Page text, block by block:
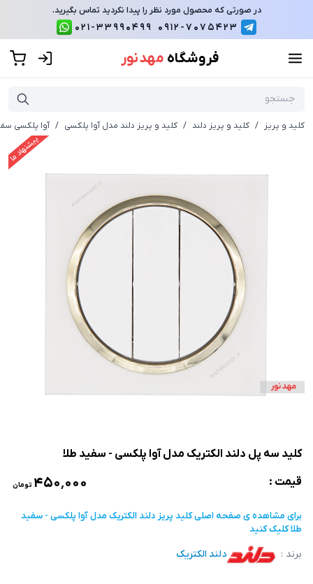
در صورتی که محصول مورد نظر را پیدا نکردید تماس بگیرید.
0912-7075423
021-33990499
فروشگاه مهد نور
کلید و پریز / کلید و پریز دلند / کلید و پریز دلند مدل آوا پلکسی / آوا پلکسی
پیشنهاد ما
کلید سه پل دلند الکتریک مدل آوا پلکسی - سفید طلا
قیمت :
۴۵۰٬۰۰۰ تومان
برای مشاهده ی صفحه اصلیکلید پریز دلند الکتریک مدل آوا پلکسی - سفید
طلاکلیک کنید
برند : دلند الکتریک